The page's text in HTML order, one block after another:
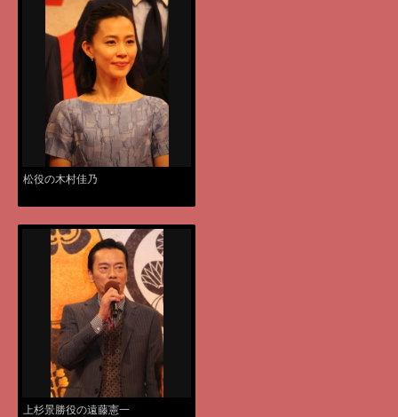
松役の木村佳乃
上杉景勝役の遠藤憲一